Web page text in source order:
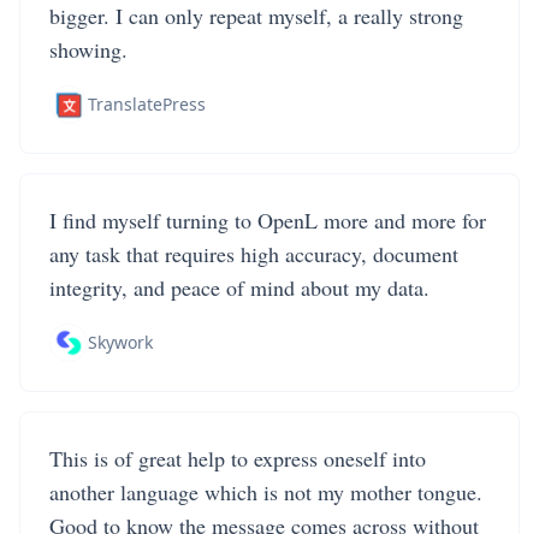
bigger. I can only repeat myself, a really strong
showing.
TranslatePress
I find myself turning to OpenL more and more for
any task that requires high accuracy, document
integrity, and peace of mind about my data.
Skywork
This is of great help to express oneself into
another language which is not my mother tongue.
Good to know the message comes across without